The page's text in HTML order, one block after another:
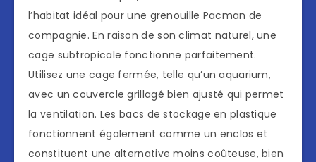
l’habitat idéal pour une grenouille Pacman de
compagnie. En raison de son climat naturel, une
cage subtropicale fonctionne parfaitement.
Utilisez une cage fermée, telle qu’un aquarium,
avec un couvercle grillagé bien ajusté qui permet
la ventilation. Les bacs de stockage en plastique
fonctionnent également comme un enclos et
constituent une alternative moins coûteuse, bien